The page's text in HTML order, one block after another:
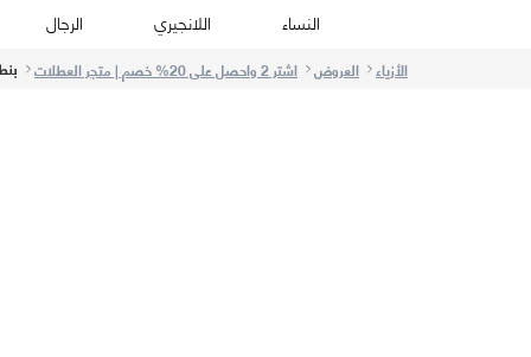
النساء اللانجيري الرجال
الأزياء العروض اشتر 2 واحصل على 20% خصم | متجر العطلات